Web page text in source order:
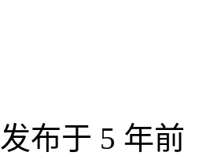
发布于 5 年前